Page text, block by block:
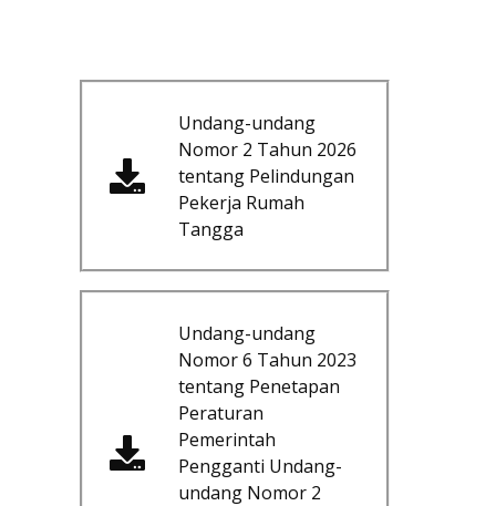
Undang-undang
Nomor 2 Tahun 2026
tentang Pelindungan
Pekerja Rumah
Tangga
Undang-undang
Nomor 6 Tahun 2023
tentang Penetapan
Peraturan
Pemerintah
Pengganti Undang-
undang Nomor 2